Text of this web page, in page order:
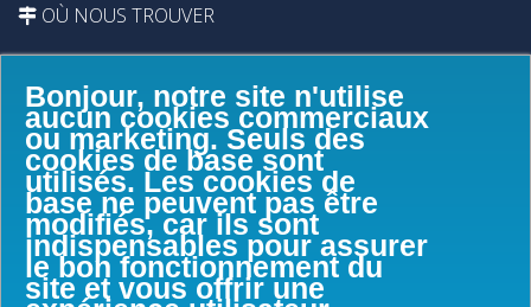
Bonjour, notre site n'utilise
aucun cookies commerciaux
ou marketing. Seuls des
cookies de base sont
utilisés. Les cookies de
base ne peuvent pas être
modifiés, car ils sont
indispensables pour assurer
le bon fonctionnement du
site et vous offrir une
OÙ NOUS TROUVER